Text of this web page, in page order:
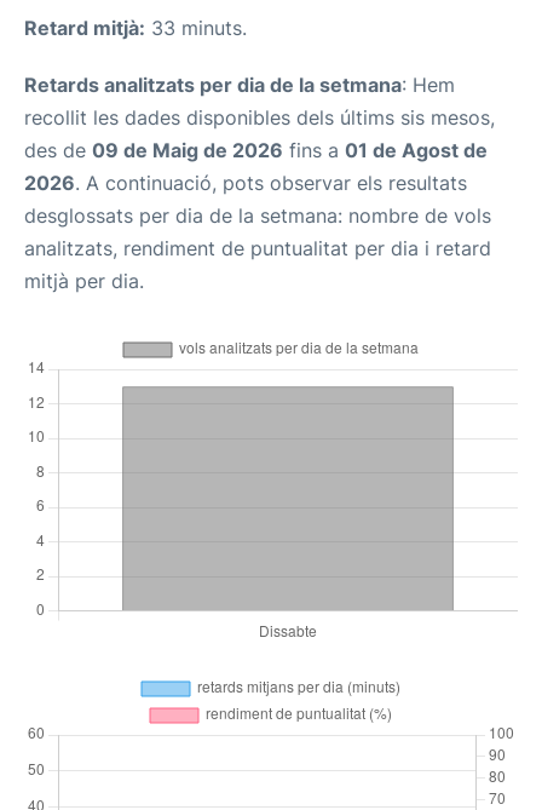
Retard mitjà: 33 minuts.
Retards analitzats per dia de la setmana: Hem
recollit les dades disponibles dels últims sis mesos,
des de 09 de Maig de 2026 fins a 01 de Agost de
2026. A continuació, pots observar els resultats
desglossats per dia de la setmana: nombre de vols
analitzats, rendiment de puntualitat per dia i retard
mitjà per dia.